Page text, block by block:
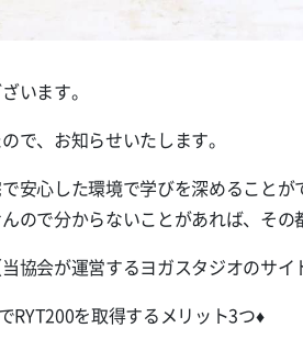
います。
で、お知らせいたします。
安心した環境で学びを深めることが
ので分からないことがあれば、そ
協会が運営するヨガスタジオのサイ
RYT200を取得するメリット3つ♦️